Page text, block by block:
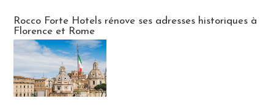
Rocco Forte Hotels rénove ses adresses historiques à
Florence et Rome